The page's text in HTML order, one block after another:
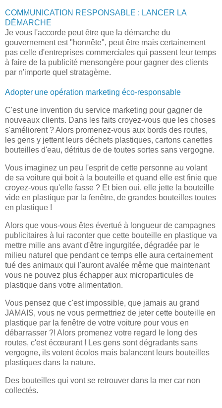
COMMUNICATION RESPONSABLE : LANCER LA
DÉMARCHE
Je vous l'accorde peut être que la démarche du
gouvernement est "honnête", peut être mais certainement
pas celle d'entreprises commerciales qui passent leur temps
à faire de la publicité mensongère pour gagner des clients
par n'importe quel stratagème.
Adopter une opération marketing éco-responsable
C'est une invention du service marketing pour gagner de
nouveaux clients. Dans les faits croyez-vous que les choses
s'améliorent ? Alors promenez-vous aux bords des routes,
les gens y jettent leurs déchets plastiques, cartons canettes
bouteilles d'eau, détritus de de toutes sortes sans vergogne.
Vous imaginez un peu l'esprit de cette personne au volant
de sa voiture qui boit à la bouteille et quand elle est finie que
croyez-vous qu'elle fasse ? Et bien oui, elle jette la bouteille
vide en plastique par la fenêtre, de grandes bouteilles toutes
en plastique !
Alors que vous-vous êtes évertué à longueur de campagnes
publicitaires à lui raconter que cette bouteille en plastique va
mettre mille ans avant d'être ingurgitée, dégradée par le
milieu naturel que pendant ce temps elle aura certainement
tué des animaux qui l'auront avalée même que maintenant
vous ne pouvez plus échapper aux microparticules de
plastique dans votre alimentation.
Vous pensez que c'est impossible, que jamais au grand
JAMAIS, vous ne vous permettriez de jeter cette bouteille en
plastique par la fenêtre de votre voiture pour vous en
débarrasser ?! Alors promenez votre regard le long des
routes, c'est écœurant ! Les gens sont dégradants sans
vergogne, ils votent écolos mais balancent leurs bouteilles
plastiques dans la nature.
Des bouteilles qui vont se retrouver dans la mer car non
collectés.